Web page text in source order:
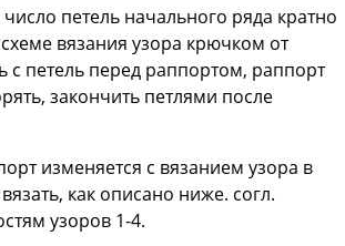
число петель начального ряда кратно
схеме вязания узора крючком от
с петель перед раппортом, раппорт
закончить петлями после
изменяется с вязанием узора в
как описано ниже. согл.
узоров 1-4.